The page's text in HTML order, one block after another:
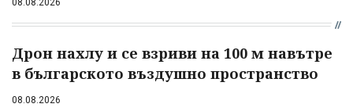
08.08.2026
Дрон нахлу и се взриви на 100 м навътре
в българското въздушно пространство
08.08.2026